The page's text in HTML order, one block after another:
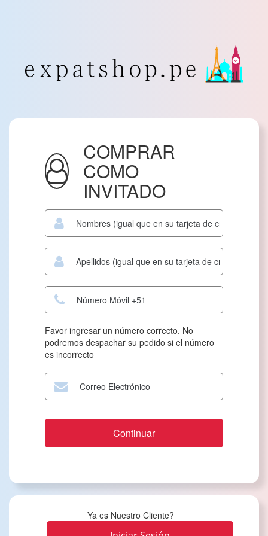
COMPRAR
COMO
INVITADO
Favor ingresar un número correcto. No
podremos despachar su pedido si el número
es incorrecto
Ya es Nuestro Cliente?